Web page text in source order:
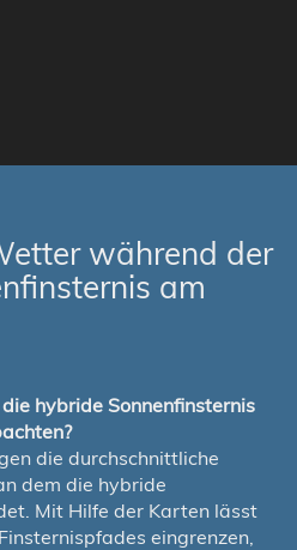
während der
am
hybride Sonnenfinsternis
die durchschnittliche
dem die hybride
Mit Hilfe der Karten lässt
eingrenzen,